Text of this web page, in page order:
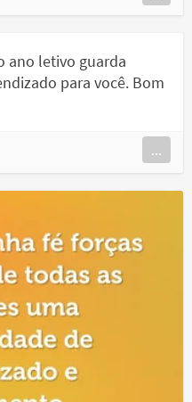
ano letivo guarda
para você. Bom
...